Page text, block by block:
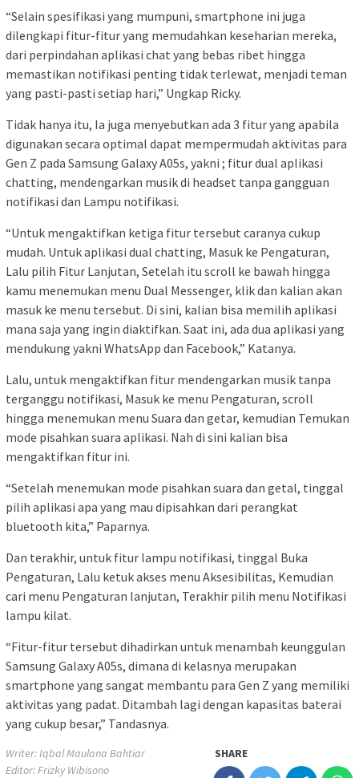
“Selain spesifikasi yang mumpuni, smartphone ini juga
dilengkapi fitur-fitur yang memudahkan keseharian mereka,
dari perpindahan aplikasi chat yang bebas ribet hingga
memastikan notifikasi penting tidak terlewat, menjadi teman
yang pasti-pasti setiap hari,” Ungkap Ricky.
Tidak hanya itu, Ia juga menyebutkan ada 3 fitur yang apabila
digunakan secara optimal dapat mempermudah aktivitas para
Gen Z pada Samsung Galaxy A05s, yakni ; fitur dual aplikasi
chatting, mendengarkan musik di headset tanpa gangguan
notifikasi dan Lampu notifikasi.
“Untuk mengaktifkan ketiga fitur tersebut caranya cukup
mudah. Untuk aplikasi dual chatting, Masuk ke Pengaturan,
Lalu pilih Fitur Lanjutan, Setelah itu scroll ke bawah hingga
kamu menemukan menu Dual Messenger, klik dan kalian akan
masuk ke menu tersebut. Di sini, kalian bisa memilih aplikasi
mana saja yang ingin diaktifkan. Saat ini, ada dua aplikasi yang
mendukung yakni WhatsApp dan Facebook,” Katanya.
Lalu, untuk mengaktifkan fitur mendengarkan musik tanpa
terganggu notifikasi, Masuk ke menu Pengaturan, scroll
hingga menemukan menu Suara dan getar, kemudian Temukan
mode pisahkan suara aplikasi. Nah di sini kalian bisa
mengaktifkan fitur ini.
“Setelah menemukan mode pisahkan suara dan getal, tinggal
pilih aplikasi apa yang mau dipisahkan dari perangkat
bluetooth kita,” Paparnya.
Dan terakhir, untuk fitur lampu notifikasi, tinggal Buka
Pengaturan, Lalu ketuk akses menu Aksesibilitas, Kemudian
cari menu Pengaturan lanjutan, Terakhir pilih menu Notifikasi
lampu kilat.
“Fitur-fitur tersebut dihadirkan untuk menambah keunggulan
Samsung Galaxy A05s, dimana di kelasnya merupakan
smartphone yang sangat membantu para Gen Z yang memiliki
aktivitas yang padat. Ditambah lagi dengan kapasitas baterai
yang cukup besar,” Tandasnya.
Writer: Iqbal Maulana Bahtiar
Editor: Frizky Wibisono
SHARE